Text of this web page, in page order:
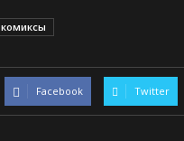
комиксы
Facebook Twitter